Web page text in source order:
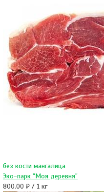
без кости мангалица
Эко-парк "Моя деревня"
800.00 ₽ / 1 кг